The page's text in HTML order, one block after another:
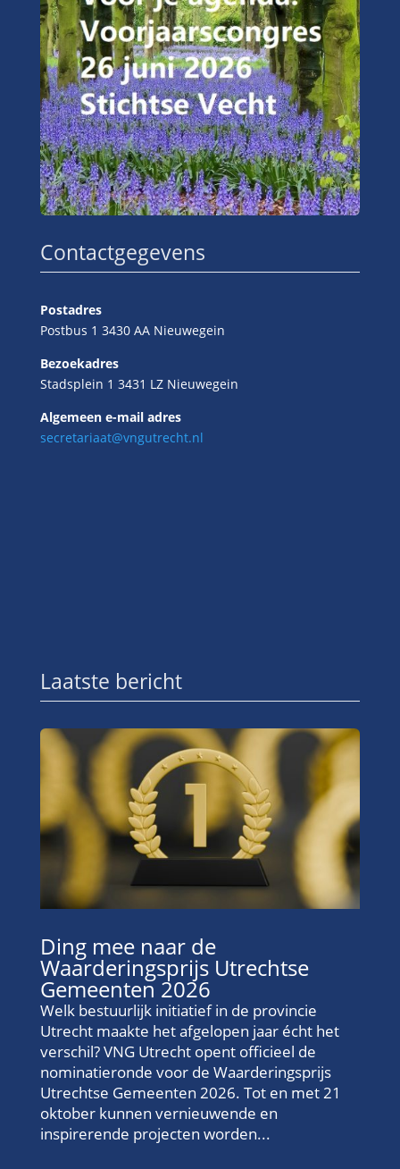
Contactgegevens
Postadres
Postbus 1 3430 AA Nieuwegein
Bezoekadres
Stadsplein 1 3431 LZ Nieuwegein
Algemeen e-mail adres
secretariaat@vngutrecht.nl
Laatste bericht
Ding mee naar de
Waarderingsprijs Utrechtse
Gemeenten 2026
Welk bestuurlijk initiatief in de provincie
Utrecht maakte het afgelopen jaar écht het
verschil? VNG Utrecht opent officieel de
nominatieronde voor de Waarderingsprijs
Utrechtse Gemeenten 2026. Tot en met 21
oktober kunnen vernieuwende en
inspirerende projecten worden...